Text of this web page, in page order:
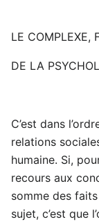
LE COMPLEXE,
DE LA
C’est dans
relations
humaine. Si,
recours aux
somme des
sujet, c’est que